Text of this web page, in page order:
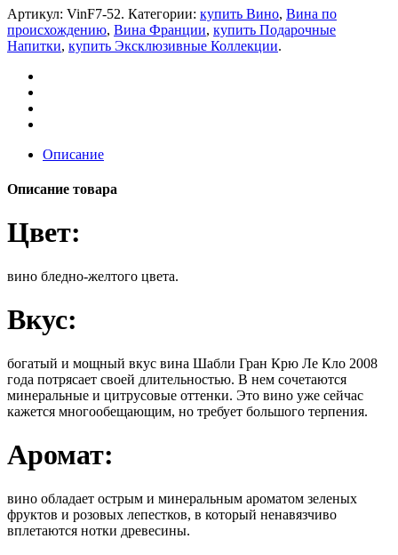
Артикул: VinF7-52. Категории: купить Вино, Вина по
происхождению, Вина Франции, купить Подарочные
Напитки, купить Эксклюзивные Коллекции.
Описание
Описание товара
Цвет:
вино бледно-желтого цвета.
Вкус:
богатый и мощный вкус вина Шабли Гран Крю Ле Кло 2008
года потрясает своей длительностью. В нем сочетаются
минеральные и цитрусовые оттенки. Это вино уже сейчас
кажется многообещающим, но требует большого терпения.
Аромат:
вино обладает острым и минеральным ароматом зеленых
фруктов и розовых лепестков, в который ненавязчиво
вплетаются нотки древесины.